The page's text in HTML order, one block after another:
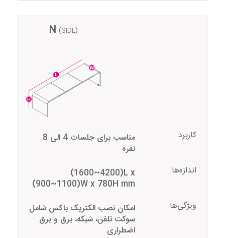
N (SIDE)
کاربرد
مناسب برای جلسات 4 الی 8
نفره
اندازه‌ها
(1600~4200)L x
(900~1100)W x 780H mm
ویژگی‌ها
امکان نصب الکتریک باکس شامل
سوکت تلفن، شبکه، برق و برق
اضطراری